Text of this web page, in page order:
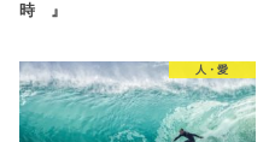
時 』
人・愛